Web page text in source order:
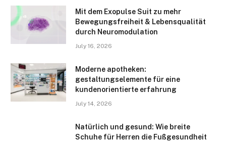
Mit dem Exopulse Suit zu mehr
Bewegungsfreiheit & Lebensqualität
durch Neuromodulation
July 16, 2026
Moderne apotheken:
gestaltungselemente für eine
kundenorientierte erfahrung
July 14, 2026
Natürlich und gesund: Wie breite
Schuhe für Herren die Fußgesundheit